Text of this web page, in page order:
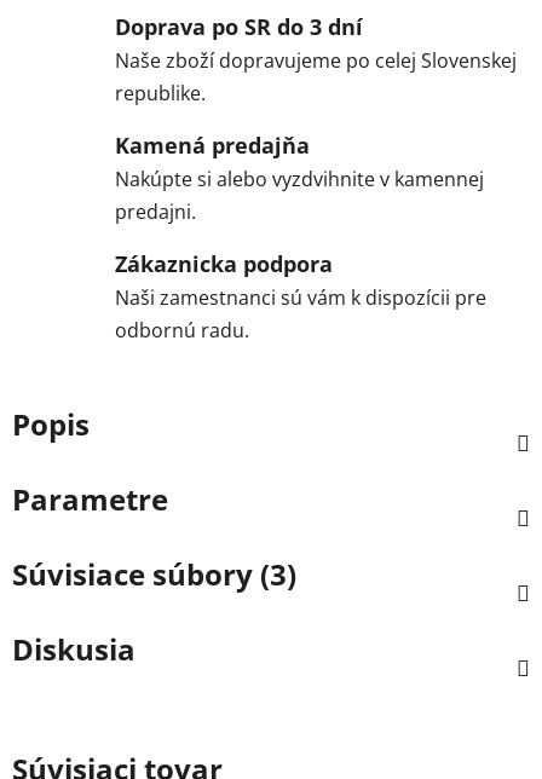
Doprava po SR do 3 dní
Naše zboží dopravujeme po celej Slovenskej
republike.
Kamená predajňa
Nakúpte si alebo vyzdvihnite v kamennej
predajni.
Zákaznicka podpora
Naši zamestnanci sú vám k dispozícii pre
odbornú radu.
Popis
Parametre
Súvisiace súbory (3)
Diskusia
Súvisiaci tovar